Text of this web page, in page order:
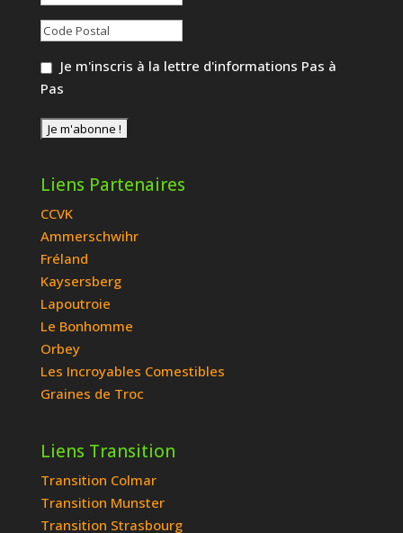
Je m'inscris à la lettre d'informations Pas à
Pas
Liens Partenaires
CCVK
Ammerschwihr
Fréland
Kaysersberg
Lapoutroie
Le Bonhomme
Orbey
Les Incroyables Comestibles
Graines de Troc
Liens Transition
Transition Colmar
Transition Munster
Transition Strasbourg